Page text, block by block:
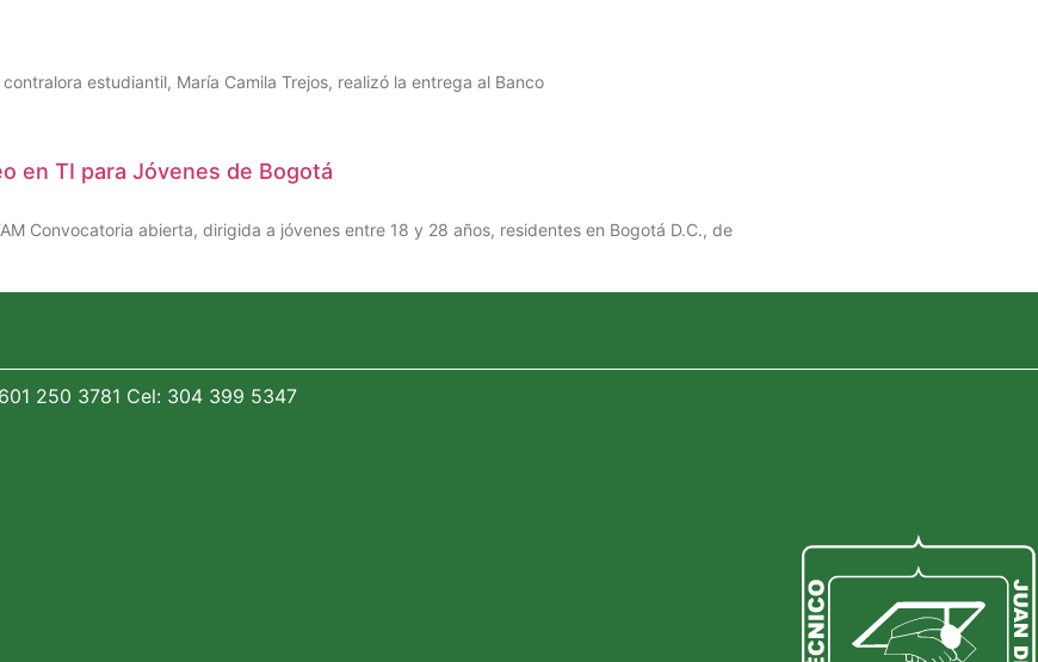
estudiantil, María Camila Trejos, realizó la entrega al Banco
en TI para Jóvenes de Bogotá
Convocatoria abierta, dirigida a jóvenes entre 18 y 28 años, residentes en Bogotá D.C., de
250 3781 Cel: 304 399 5347